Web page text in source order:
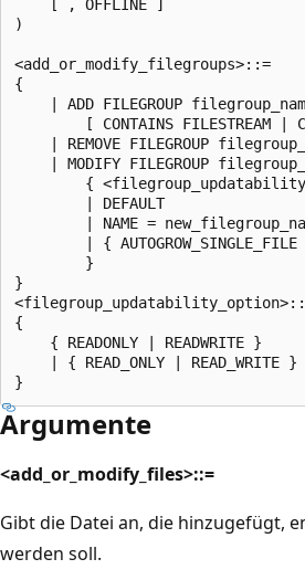
    [ , OFFLINE ]
)
<add_or_modify_filegroups>::=
{
| ADD FILEGROUP
[ CONTAINS FILESTREAM |
| REMOVE FILEGROUP
| MODIFY FILEGROUP
{
        | DEFAULT
| NAME =
| { AUTOGROW_SINGLE_FILE
        }
}
{
    { READONLY | READWRITE }
    | { READ_ONLY | READ_WRITE }
Argumente
<add_or_modify_files>::=
Gibt die Datei an, die hinzugefügt,
werden soll.